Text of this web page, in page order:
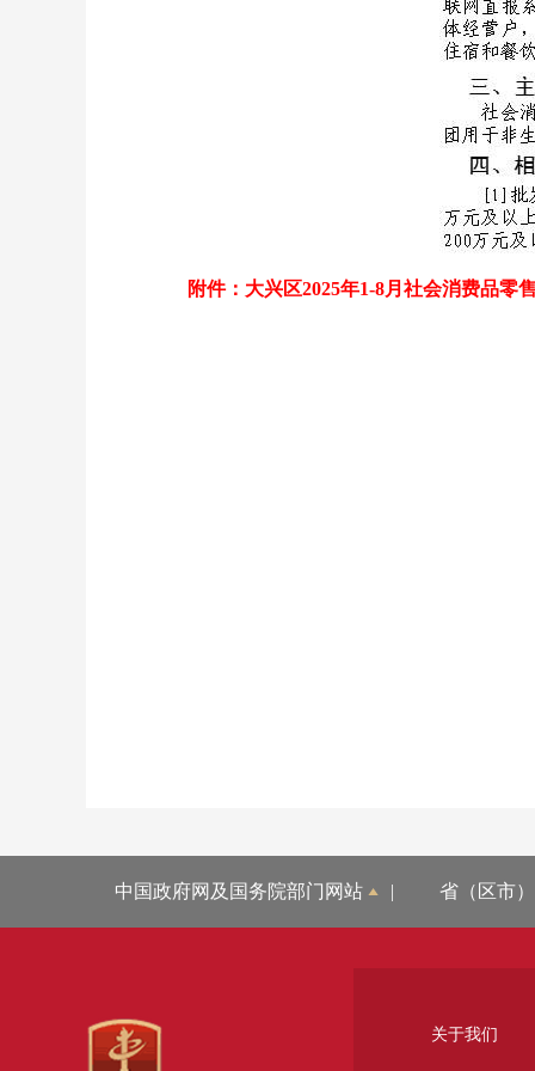
附件：大兴区2025年1-8月社会消费品零
中国政府网及国务院部门网站 | 省（区市
关于我们